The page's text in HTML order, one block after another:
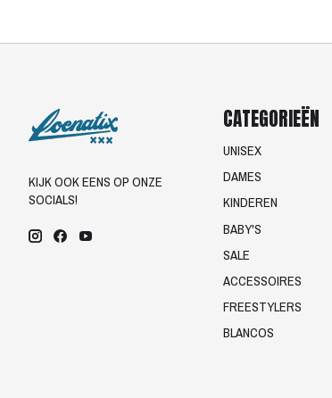
KIJK OOK EENS OP ONZE
SOCIALS!
CATEGORIEËN
UNISEX
DAMES
KINDEREN
BABY'S
SALE
ACCESSOIRES
FREESTYLERS
BLANCOS